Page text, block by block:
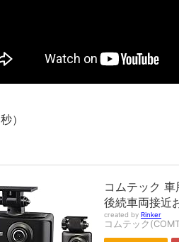
オーストラリアの男性飛行家 太平
【中国】パトカーの前で好演技
「ム、ムリです・・・」メガネ美人
まるで親子のような子猫とシェパー
【極画像】名古屋の地下鉄
全方位青い芝包囲網すぎて色々見失
）
コムテック
後続車両接近
created by Rinker
コムテック